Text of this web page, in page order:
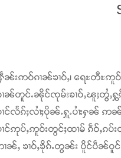
ႁဵၼ်းဢဝ်ၵၢၼ်ၶၢဝ်ႇ၊ ရေႊတီႊဢူ
ၢၼ်တူင်ႉၼိုင်ၸုမ်းၶၢဝ်ႇၽူႈတွႆႇ
ၢင်လႅၵ်ႈလၢႆႈပိုၼ်ႉႁူႉပၢႆးႁၼ်
ၢင်ဢုပ်ႇဢူဝ်းတွင်ႈထၢမ် ၵဵဝ်ႇၵပ်း
ၢၼ်ႇ ၶၢဝ်ႇၶိုၵ်ႉတွၼ်း ပိူင်ပဵၼ်ဝူ